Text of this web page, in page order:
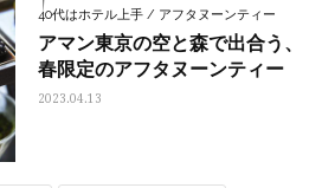
40代はホテル上手 / アフタヌーンティー
アマン東京の空と森で出合う、
春限定のアフタヌーンティー
2023.04.13